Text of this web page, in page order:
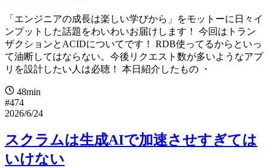
「エンジニアの成長は楽しい学びから」をモットーに日々イ
ンプットした話題をわいわいお届けします！ 今回はトラン
ザクションとACIDについてです！ RDB使ってるからといっ
て油断してはならない。今後リクエスト数が多いようなアプ
リを設計したい人は必聴！ 本日紹介したもの ・
48min
#474
2026/6/24
スクラムは生成AIで加速させすぎては
いけない